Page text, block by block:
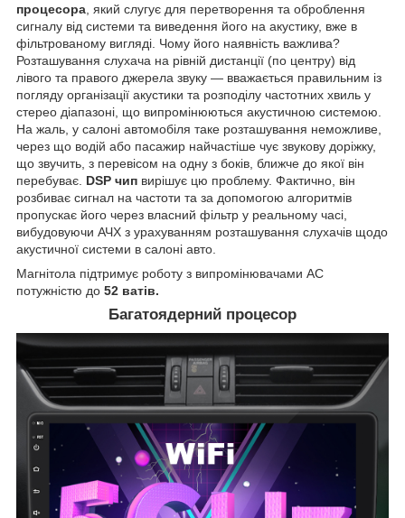
процесора , який слугує для перетворення та оброблення
сигналу від системи та виведення його на акустику, вже в
фільтрованому вигляді. Чому його наявність важлива?
Розташування слухача на рівній дистанції (по центру) від
лівого та правого джерела звуку — вважається правильним із
погляду організації акустики та розподілу частотних хвиль у
стерео діапазоні, що випромінюються акустичною системою.
На жаль, у салоні автомобіля таке розташування неможливе,
через що водій або пасажир найчастіше чує звукову доріжку,
що звучить, з перевісом на одну з боків, ближче до якої він
перебуває. DSP чип вирішує цю проблему. Фактично, він
розбиває сигнал на частоти та за допомогою алгоритмів
пропускає його через власний фільтр у реальному часі,
вибудовуючи АЧХ з урахуванням розташування слухачів щодо
акустичної системи в салоні авто.
Магнітола підтримує роботу з випромінювачами АС
потужністю до 52 ватів.
Багатоядерний процесор